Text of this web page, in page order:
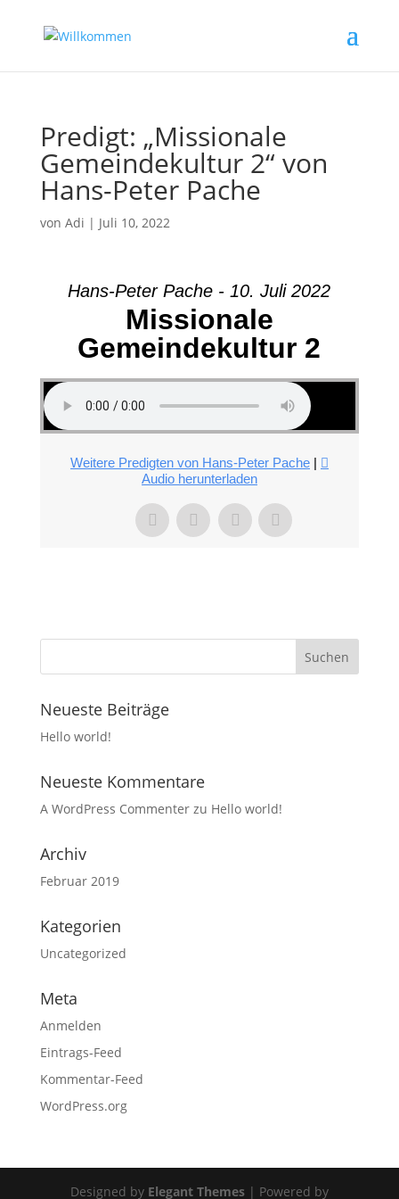
Predigt: „Missionale
Gemeindekultur 2“ von
Hans-Peter Pache
von Adi | Juli 10, 2022
Hans-Peter Pache - 10. Juli 2022
Missionale
Gemeindekultur 2
Weitere Predigten von Hans-Peter Pache|
Audio herunterladen
Neueste Beiträge
Hello world!
Neueste Kommentare
A WordPress Commenterzu Hello world!
Archiv
Februar 2019
Kategorien
Uncategorized
Meta
Anmelden
Eintrags-Feed
Kommentar-Feed
WordPress.org
Designed by Elegant Themes| Powered by